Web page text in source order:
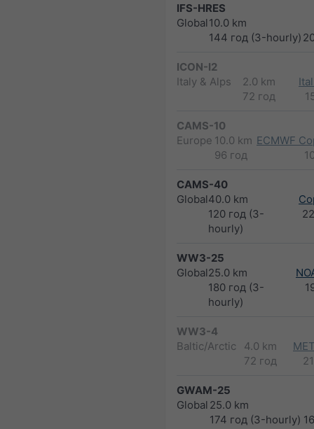
IFS-HRES
Global10.0 km
144 год (3-hourly)
ICON-I2
Italy & Alps
2.0 km
72 год
CAMS-10
Europe 10.0 km
96 год
ECMWF
CAMS-40
Global40.0 km
120 год (3-
hourly)
WW3-25
Global25.0 km
180 год (3-
hourly)
WW3-4
Baltic/Arctic
4.0 km
72 год
GWAM-25
Global 25.0 km
174 год (3-hourly)